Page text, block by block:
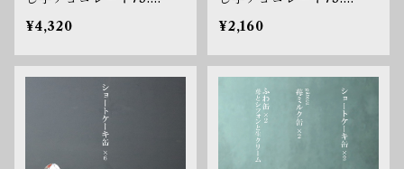
1%〜 4箱セット
¥4,320
1%〜 2箱セット
¥2,160